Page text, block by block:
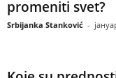
promeniti svet?
Srbijanka Stanković -